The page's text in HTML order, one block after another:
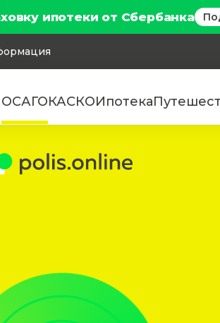
ипотеки от Сбербанка
ОСАГОКАСКОИпотека